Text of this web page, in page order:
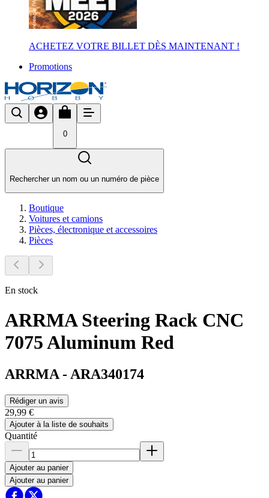
ACHETEZ VOTRE BILLET DÈS MAINTENANT !
Promotions
0
Rechercher un nom ou un numéro de pièce
Boutique
Voitures et camions
Pièces, électronique et accessoires
Pièces
En stock
ARRMA Steering Rack CNC
7075 Aluminum Red
ARRMA - ARA340174
Rédiger un avis
29,99 €
Ajouter à la liste de souhaits
Quantité
Ajouter au panier
Ajouter au panier